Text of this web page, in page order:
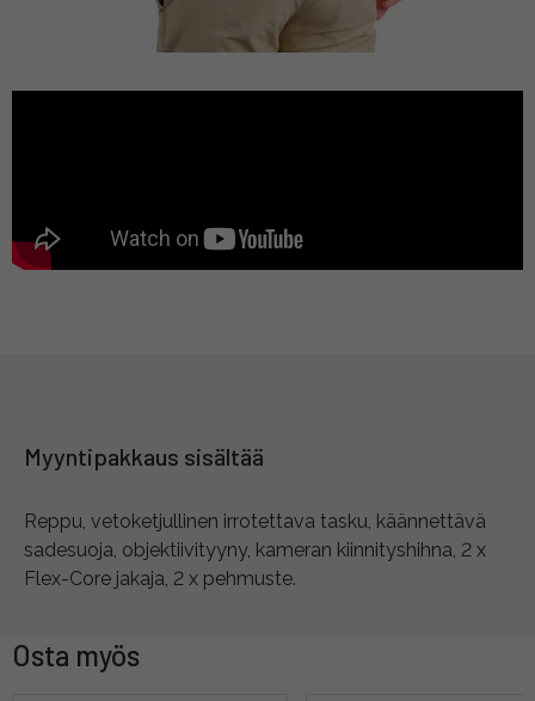
Myyntipakkaus sisältää
Reppu, vetoketjullinen irrotettava tasku, käännettävä
sadesuoja, objektiivityyny, kameran kiinnityshihna, 2 x
Flex-Core jakaja, 2 x pehmuste.
Osta myös